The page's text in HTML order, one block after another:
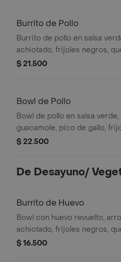
Burrito de Pollo
Burrito de pollo en salsa
achiotado, frijoles negros,
guacamole, pico de gallo,
$ 21.500
Bowl de Pollo
Bowl de pollo en salsa verde,
guacamole, pico de gallo,
negros, arroz achiote y
$ 22.500
De Desayuno/
Burrito de Huevo
Bowl con huevo revuelto,
achiotado, frijoles negros,
guacamole, pico de gallo,
$ 16.500